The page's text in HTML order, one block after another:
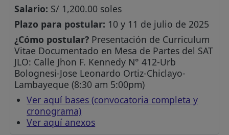
Salario: S/ 1,200.00 soles
Plazo para postular: 10 y 11 de julio de 2025
¿Cómo postular? Presentación de Curriculum
Vitae Documentado en Mesa de Partes del SAT
JLO: Calle Jhon F. Kennedy N° 412-Urb
Bolognesi-Jose Leonardo Ortiz-Chiclayo-
Lambayeque (8:30 am 5:00pm)
Ver aquí bases (convocatoria completa y
cronograma)
Ver aquí anexos